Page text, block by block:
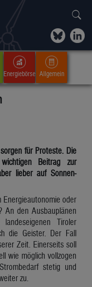
Energiebörse Allgemein
für Proteste. Die
Beitrag zur
lieber auf Sonnen-
oder
An den Ausbauplänen
Tiroler
die Geister. Der Fall
Zeit. Einerseits soll
wie möglich vollzogen
stetig und
zu.